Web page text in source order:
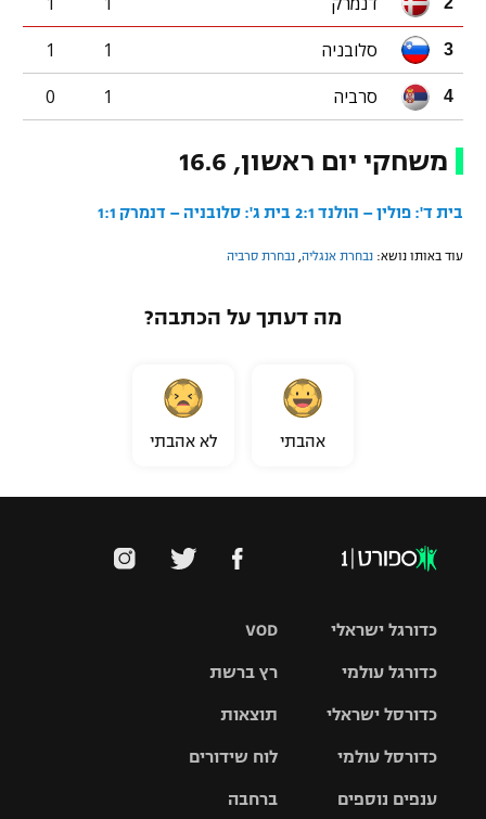
3 סלובניה 1
1
4 סרביה 1
0
משחקי יום ראשון, 16.6
בית ד': פולין – הולנד 2:1 בית ג': סלובניה – דנמרק 1:1
עוד באותו נושא: נבחרת אנגליה נבחרת סרביה
מה דעתך על הכתבה?
אהבתי לא אהבתי
VOD
רץ ברשת
תוצאות
לוח שידורים
ברחבה
כדורגל ישראלי
גביע הטוטו
כדורגל עולמי
האלופות
ליגה
כדורסל ישראלי
סל
כדורסל עולמי
ענפים נוספים